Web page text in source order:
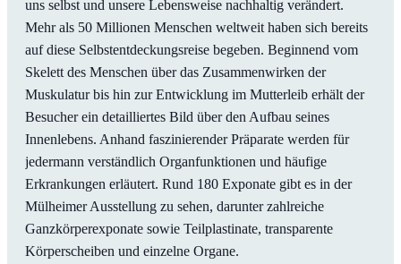
uns selbst und unsere Lebensweise nachhaltig verändert.
Mehr als 50 Millionen Menschen weltweit haben sich bereits
auf diese Selbstentdeckungsreise begeben. Beginnend vom
Skelett des Menschen über das Zusammenwirken der
Muskulatur bis hin zur Entwicklung im Mutterleib erhält der
Besucher ein detailliertes Bild über den Aufbau seines
Innenlebens. Anhand faszinierender Präparate werden für
jedermann verständlich Organfunktionen und häufige
Erkrankungen erläutert. Rund 180 Exponate gibt es in der
Mülheimer Ausstellung zu sehen, darunter zahlreiche
Ganzkörperexponate sowie Teilplastinate, transparente
Körperscheiben und einzelne Organe.